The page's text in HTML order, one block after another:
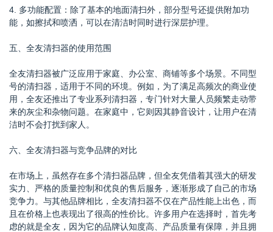
4. 多功能配置：除了基本的地面清扫外，部分型号还提供附加功
能，如擦拭和喷洒，可以在清洁时同时进行深层护理。
五、全友清扫器的使用范围
全友清扫器被广泛应用于家庭、办公室、商铺等多个场景。不同型
号的清扫器，适用于不同的环境。例如，为了满足高频次的商业使
用，全友还推出了专业系列清扫器，专门针对大量人员频繁走动带
来的灰尘和杂物问题。在家庭中，它则因其静音设计，让用户在清
洁时不会打扰到家人。
六、全友清扫器与竞争品牌的对比
在市场上，虽然存在多个清扫器品牌，但全友凭借着其强大的研发
实力、严格的质量控制和优良的售后服务，逐渐形成了自己的市场
竞争力。与其他品牌相比，全友清扫器不仅在产品性能上出色，而
且在价格上也表现出了很高的性价比。许多用户在选择时，首先考
虑的就是全友，因为它的品牌认知度高、产品质量有保障，并且拥